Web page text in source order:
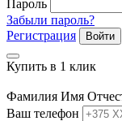
Пароль
Забыли пароль?
Регистрация
Войти
Купить в 1 клик
Фамилия Имя
Ваш телефон